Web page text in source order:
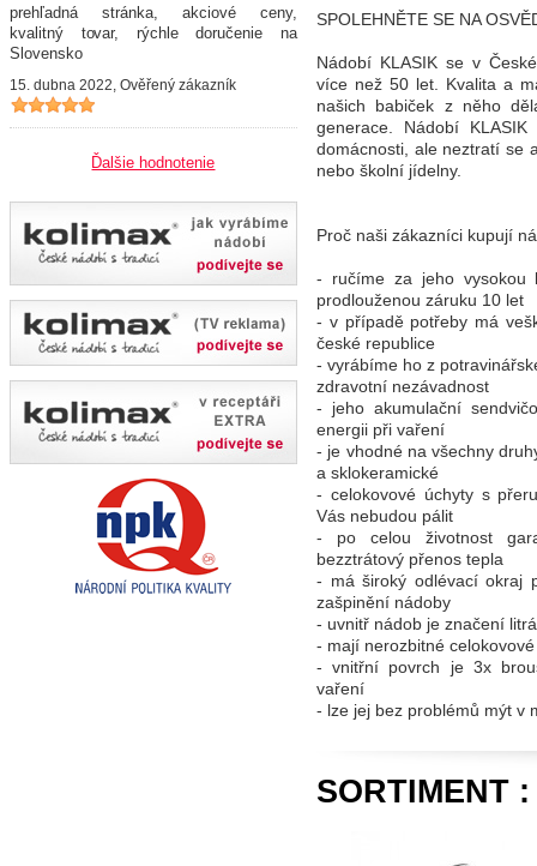
SPOLEHNĚTE SE NA
Nádobí KLASIK se v
více než 50 let. Kvalita a
našich babiček z něho
generace. Nádobí
domácnosti, ale neztratí se
nebo školní jídelny.
Proč naši zákazníci kupují
- ručíme za jeho vysokou
prodlouženou záruku 10 let
- v případě potřeby má
české republice
- vyrábíme ho z
zdravotní nezávadnost
- jeho akumulační
energii při vaření
- je vhodné na všechny
a sklokeramické
- celokovové úchyty s
Vás nebudou pálit
- po celou životnost
bezztrátový přenos tepla
- má široký odlévací okraj
zašpinění nádoby
- uvnitř nádob je značení
- mají nerozbitné
- vnitřní povrch je 3x
vaření
- lze jej bez problémů mýt v
SORTIMENT
prehľadná stránka, akciové ceny,
kvalitný tovar, rýchle doručenie na
Slovensko
15. dubna 2022, Ověřený zákazník
Ďalšie hodnotenie